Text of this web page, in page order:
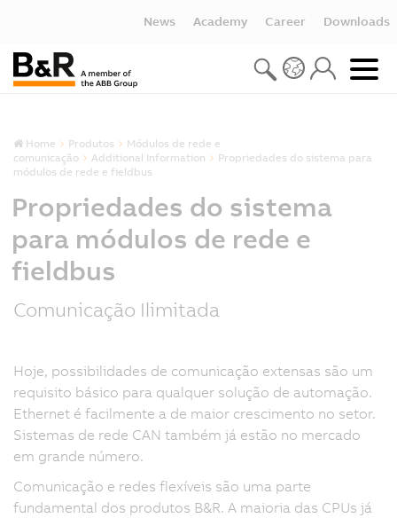
News Academy Career Downloads
Home Produtos
Módulos de rede e
comunicação
Additional Information
Propriedades do sistema para
módulos de rede e fieldbus
Propriedades do sistema
para módulos de rede e
fieldbus
Comunicação Ilimitada
Hoje, possibilidades de comunicação extensas são um
requisito básico para qualquer solução de automação.
Ethernet é facilmente a de maior crescimento no setor.
Sistemas de rede CAN também já estão no mercado
em grande número.
Comunicação e redes flexíveis são uma parte
fundamental dos produtos B&R. A maioria das CPUs já